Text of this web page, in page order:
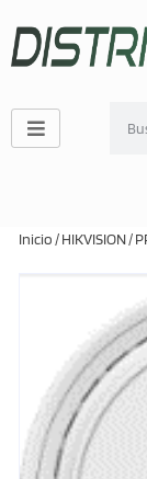
Inicio /HIKVISION/